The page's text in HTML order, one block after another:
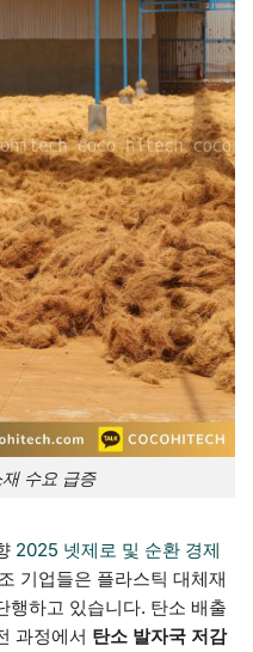
수요 급증
2025 넷제로 및 순환 경제
기업들은 플라스틱 대체재
행하고 있습니다. 탄소 배출
과정에서 탄소 발자국 저감